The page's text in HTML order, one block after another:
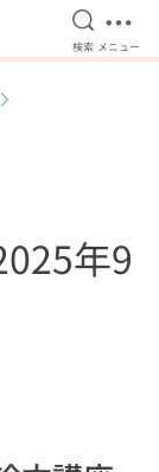
検索を
検索 メ
メニュー
年9